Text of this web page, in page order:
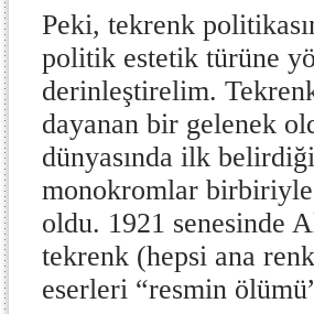
Peki, tekrenk
politik estetik türüne
derinleştirelim.
dayanan bir gelenek
dünyasında ilk
monokromlar
oldu. 1921 senesinde
tekrenk (hepsi ana
eserleri “resmin